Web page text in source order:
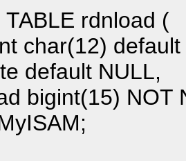
TABLE rdnload (
char(12)
default NULL,
bigint(15) NOT